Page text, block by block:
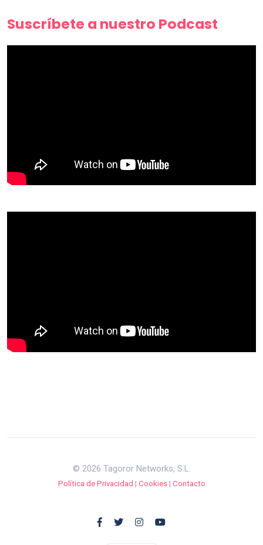
Suscríbete a nuestro Podcast
© 2026 Tagoror Networks, S.L.
Política de Privacidad | Cookies| Contacto